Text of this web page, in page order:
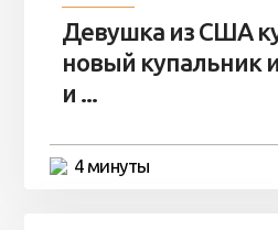
Девушка из США
новый купальник
и ...
4 минуты